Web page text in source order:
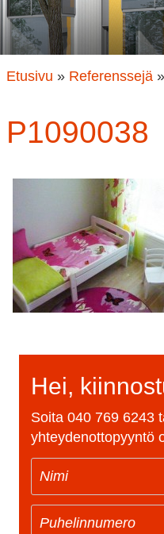
Etusivu » Referenssejä»
P1090038
Hei,
Soita 040 769 6243
yhteydenottopyyntö